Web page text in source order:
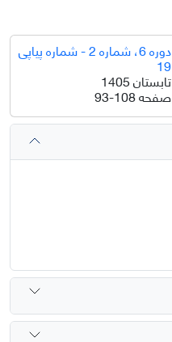
دوره 6، شماره 2 - شماره پیاپی
19
تابستان 1405
صفحه93-108